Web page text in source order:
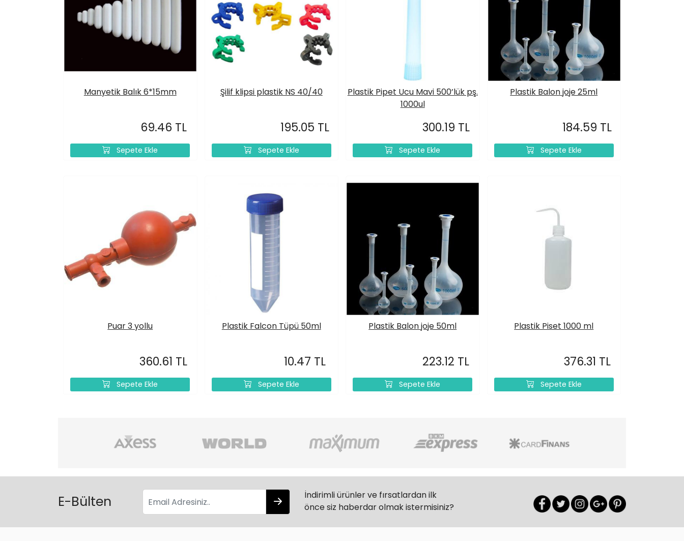
Sepete Ekle
Manyetik Balık 6*15mm
69.46 TL
Sepete Ekle
Şilif klipsi plastik NS 40/40
195.05 TL
Sepete Ekle
Plastik Pipet Ucu Mavi 500’lük pş.
1000ul
300.19 TL
Sepete Ekle
Plastik Balon joje 25ml
184.59 TL
Sepete Ekle
Puar 3 yollu
360.61 TL
Sepete Ekle
Plastik Falcon Tüpü 50ml
10.47 TL
Sepete Ekle
Plastik Balon joje 50ml
223.12 TL
Sepete Ekle
Plastik Piset 1000 ml
376.31 TL
E-Bülten
İndirimli ürünler ve fırsatlardan ilk
önce siz haberdar olmak istermisiniz?